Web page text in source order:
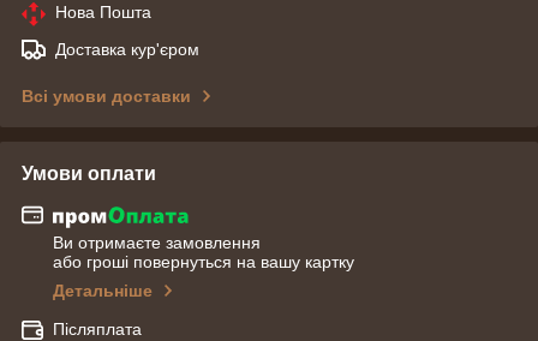
Нова Пошта
Доставка кур'єром
Всі умови доставки
Умови оплати
Ви отримаєте замовлення
або гроші повернуться на вашу картку
Детальніше
Післяплата